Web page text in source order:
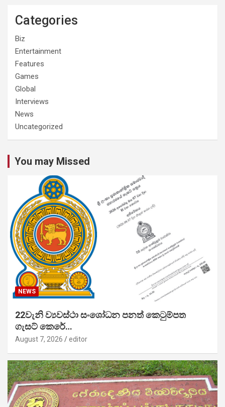
Categories
Biz
Entertainment
Features
Games
Global
Interviews
News
Uncategorized
You may Missed
NEWS
22වැනි ව්‍යවස්ථා සංශෝධන පනත් කෙටුම්පත
ගැසට් කෙරේ…
August 7, 2026 editor